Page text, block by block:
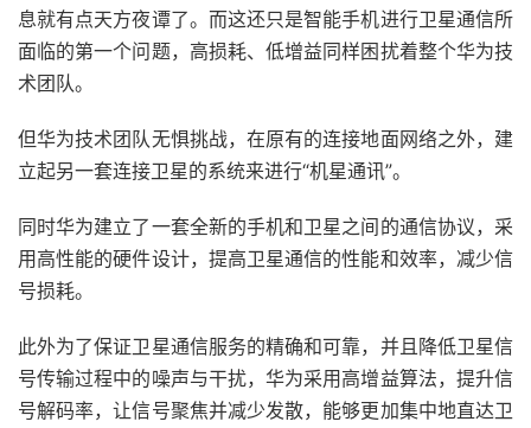
息就有点天方夜谭了。而这还只是智能手机进行卫星通信所
面临的第一个问题，高损耗、低增益同样困扰着整个华为技
术团队。
但华为技术团队无惧挑战，在原有的连接地面网络之外，建
立起另一套连接卫星的系统来进行“机星通讯”。
同时华为建立了一套全新的手机和卫星之间的通信协议，采
用高性能的硬件设计，提高卫星通信的性能和效率，减少信
号损耗。
此外为了保证卫星通信服务的精确和可靠，并且降低卫星信
号传输过程中的噪声与干扰，华为采用高增益算法，提升信
号解码率，让信号聚焦并减少发散，能够更加集中地直达卫